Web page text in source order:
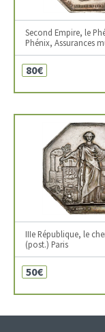
Second Empire, le
Phénix, Assurances
80€
IIIe République, le
(post.) Paris
50€